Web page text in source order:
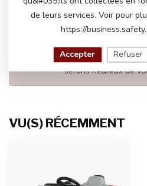
AVEZ-VOUS DES
PRODUIT?
N'hésitez pas à
viainfo@atoys.nlou
serons heureux de
VU(S) RÉCEMMENT
de leurs services. Voir pour
https://
Accepter Refuser